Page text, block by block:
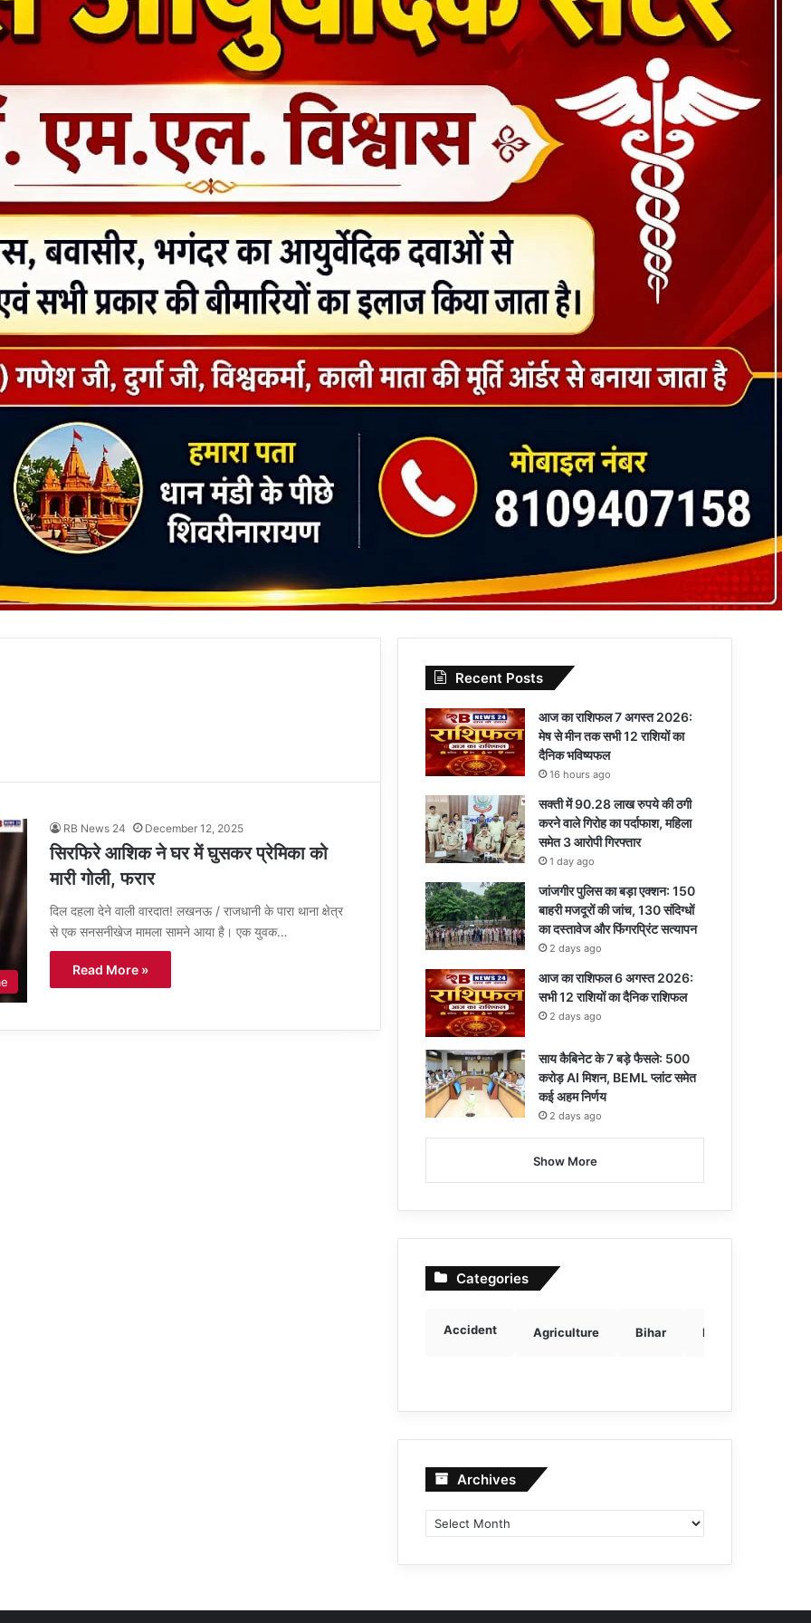
RB News 24 December 12, 2025
सिरफिरे आशिक ने घर में घुसकर प्रेमिका को
मारी गोली, फरार
दिल दहला देने वाली वारदात! लखनऊ / राजधानी के पारा थाना क्षेत्र
से एक सनसनीखेज मामला सामने आया है। एक युवक…
Read More »
Recent Posts
आज का राशिफल 7 अगस्त 2026:
मेष से मीन तक सभी 12 राशियों का
दैनिक भविष्यफल
16 hours ago
सक्ती में 90.28 लाख रुपये की ठगी
करने वाले गिरोह का पर्दाफाश, महिला
समेत 3 आरोपी गिरफ्तार
1 day ago
जांजगीर पुलिस का बड़ा एक्शन: 150
बाहरी मजदूरों की जांच, 130 संदिग्धों
का दस्तावेज और फिंगरप्रिंट सत्यापन
2 days ago
आज का राशिफल 6 अगस्त 2026:
सभी 12 राशियों का दैनिक राशिफल
2 days ago
साय कैबिनेट के 7 बड़े फैसले: 500
करोड़ AI मिशन, BEML प्लांट समेत
कई अहम निर्णय
2 days ago
Show More
Categories
Accident Agriculture Bihar Breaking news
Archives Archives